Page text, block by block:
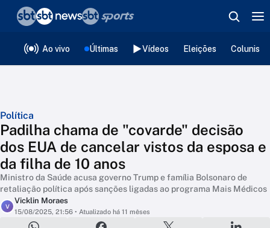
Ao vivo Últimas Vídeos Eleições
Política
Padilha chama de "covarde" decisão
dos EUA de cancelar vistos da esposa e
da filha de 10 anos
Ministro da Saúde acusa governo Trump e família Bolsonaro de
retaliação política após sanções ligadas ao programa Mais Médicos
V
Vicklin Moraes
15/08/2025, 21:56 • Atualizado há 11 mêses
❮voltar
Editorias